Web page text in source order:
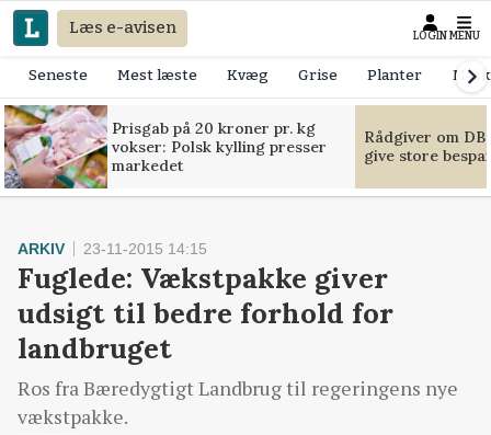
Læs e-avisen LOGIN MENU
Seneste Mest læste Kvæg Grise Planter
Prisgab på 20 kroner pr. kg
vokser: Polsk kylling presser
markedet
Rådgiver om
give store
ARKIV 23-11-2015 14:15
Fuglede: Vækstpakke giver
udsigt til bedre forhold for
landbruget
Ros fra Bæredygtigt Landbrug til regeringens nye
vækstpakke.